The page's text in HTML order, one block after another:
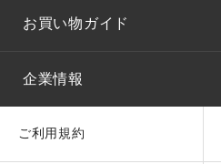
お買い物ガイド
企業情報
ご利用規約